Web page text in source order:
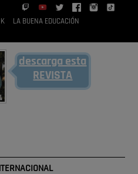
LA BUENA EDUCACIÓN
descarga esta
REVISTA